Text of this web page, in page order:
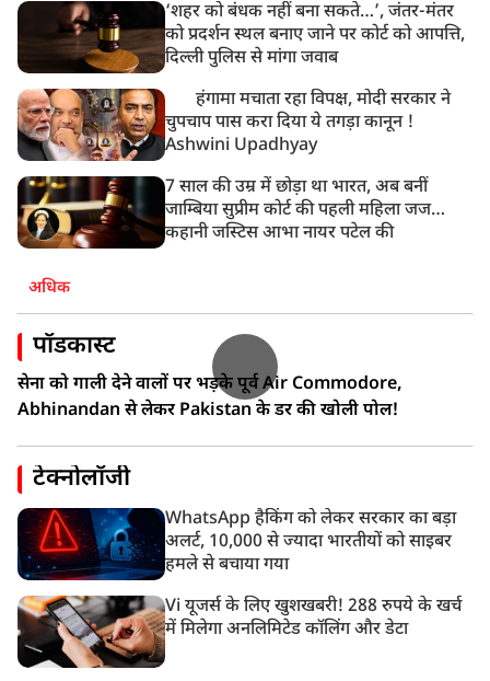
‘शहर को बंधक नहीं बना सकते…’, जंतर-मंतर
को प्रदर्शन स्थल बनाए जाने पर कोर्ट को आपत्ति,
दिल्ली पुलिस से मांगा जवाब
हंगामा मचाता रहा विपक्ष, मोदी सरकार ने
चुपचाप पास करा दिया ये तगड़ा कानून !
Ashwini Upadhyay
7 साल की उम्र में छोड़ा था भारत, अब बनीं
जाम्बिया सुप्रीम कोर्ट की पहली महिला जज…
कहानी जस्टिस आभा नायर पटेल की
अधिक
पॉडकास्ट
सेना को गाली देने वालों पर भड़के पूर्व Air Commodore,
Abhinandan से लेकर Pakistan के डर की खोली पोल!
टेक्नोलॉजी
WhatsApp हैकिंग को लेकर सरकार का बड़ा
अलर्ट, 10,000 से ज्यादा भारतीयों को साइबर
हमले से बचाया गया
Vi यूजर्स के लिए खुशखबरी! 288 रुपये के खर्च
में मिलेगा अनलिमिटेड कॉलिंग और डेटा